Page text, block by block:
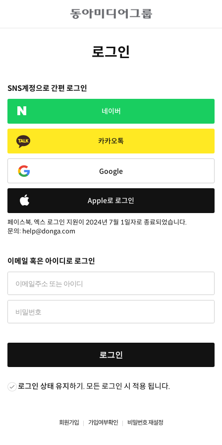
로그인
SNS계정으로 간편 로그인
네이버
카카오톡
Google
Apple로 로그인
페이스북, 엑스 로그인 지원이 2024년 7월 1일자로 종료되었습니다.
문의: help@donga.com
이메일 혹은 아이디로 로그인
로그인
로그인 상태 유지하기. 모든 로그인 시 적용 됩니다.
회원가입 가입여부확인 비밀번호 재설정